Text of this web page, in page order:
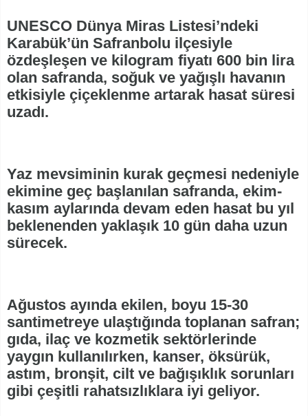
UNESCO Dünya Miras Listesi’ndeki
Karabük’ün Safranbolu ilçesiyle
özdeşleşen ve kilogram fiyatı 600 bin lira
olan safranda, soğuk ve yağışlı havanın
etkisiyle çiçeklenme artarak hasat süresi
uzadı.
Yaz mevsiminin kurak geçmesi nedeniyle
ekimine geç başlanılan safranda, ekim-
kasım aylarında devam eden hasat bu yıl
beklenenden yaklaşık 10 gün daha uzun
sürecek.
Ağustos ayında ekilen, boyu 15-30
santimetreye ulaştığında toplanan safran;
gıda, ilaç ve kozmetik sektörlerinde
yaygın kullanılırken, kanser, öksürük,
astım, bronşit, cilt ve bağışıklık sorunları
gibi çeşitli rahatsızlıklara iyi geliyor.